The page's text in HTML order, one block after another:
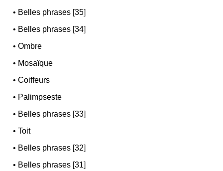
• Belles phrases [35]
• Belles phrases [34]
•Ombre
• Mosaïque
•Coiffeurs
• Palimpseste
• Belles phrases [33]
•Toit
• Belles phrases [32]
• Belles phrases [31]